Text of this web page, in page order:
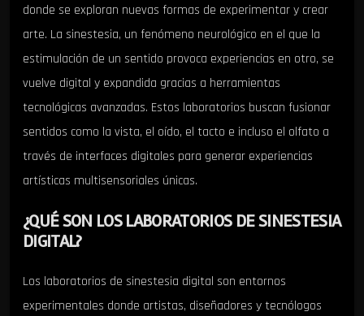
donde se exploran nuevas formas de experimentar y crear
arte. La sinestesia, un fenómeno neurológico en el que la
estimulación de un sentido provoca experiencias en otro, se
vuelve digital y expandida gracias a herramientas
tecnológicas avanzadas. Estos laboratorios buscan fusionar
sentidos como la vista, el oído, el tacto e incluso el olfato a
través de interfaces digitales para generar experiencias
artísticas multisensoriales únicas.
¿QUÉ SON LOS LABORATORIOS DE SINESTESIA
DIGITAL?
Los laboratorios de sinestesia digital son entornos
experimentales donde artistas, diseñadores y tecnólogos